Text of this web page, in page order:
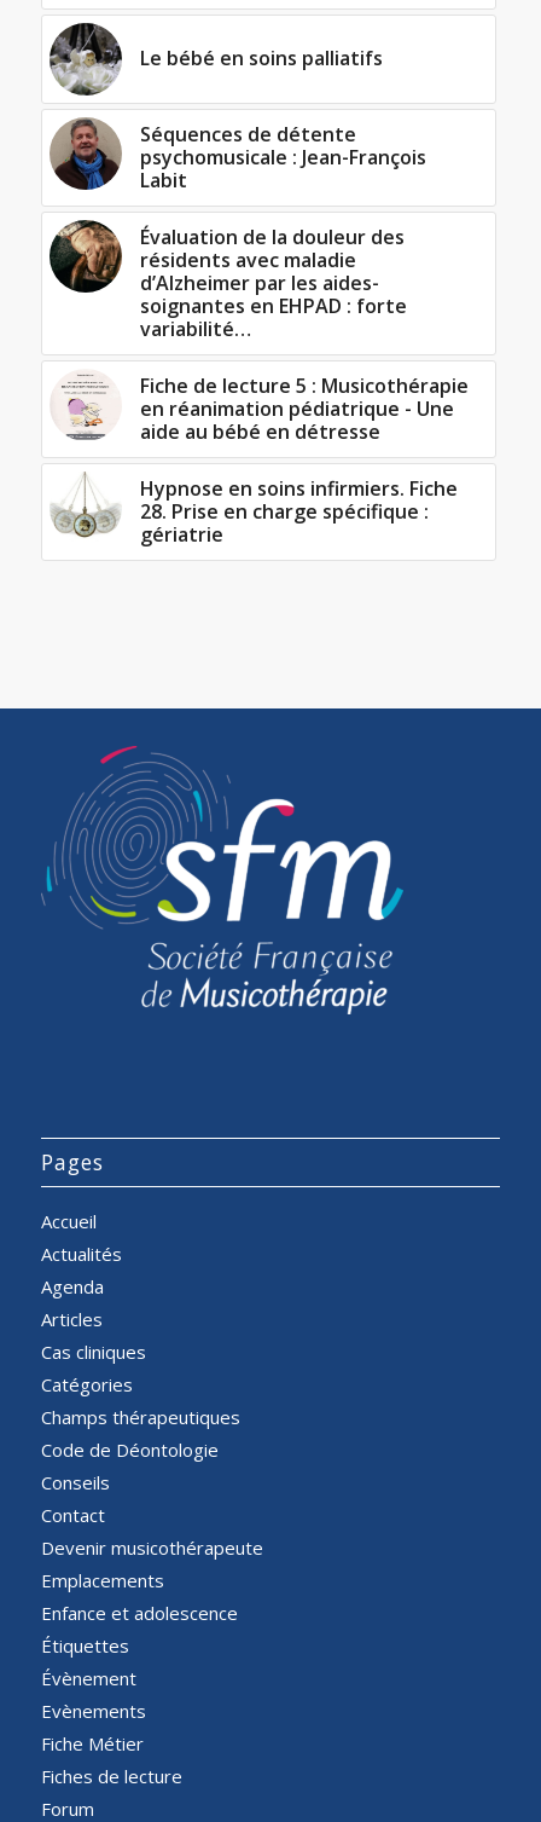
Le bébé en soins palliatifs
Séquences de détente
psychomusicale : Jean-François
Labit
Évaluation de la douleur des
résidents avec maladie
d’Alzheimer par les aides-
soignantes en EHPAD : forte
variabilité…
Fiche de lecture 5 : Musicothérapie
en réanimation pédiatrique - Une
aide au bébé en détresse
Hypnose en soins infirmiers. Fiche
28. Prise en charge spécifique :
gériatrie
Pages
Accueil
Actualités
Agenda
Articles
Cas cliniques
Catégories
Champs thérapeutiques
Code de Déontologie
Conseils
Contact
Devenir musicothérapeute
Emplacements
Enfance et adolescence
Étiquettes
Évènement
Evènements
Fiche Métier
Fiches de lecture
Forum